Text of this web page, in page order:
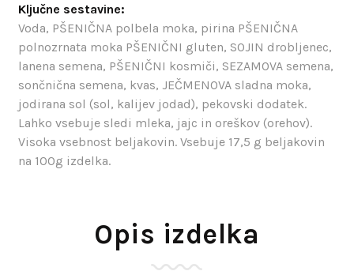
Ključne sestavine:
Voda, PŠENIČNA polbela moka, pirina PŠENIČNA
polnozrnata moka PŠENIČNI gluten, SOJIN drobljenec,
lanena semena, PŠENIČNI kosmiči, SEZAMOVA semena,
sončnična semena, kvas, JEČMENOVA sladna moka,
jodirana sol (sol, kalijev jodad), pekovski dodatek.
Lahko vsebuje sledi mleka, jajc in oreškov (orehov).
Visoka vsebnost beljakovin. Vsebuje 17,5 g beljakovin
na 100g izdelka.
Opis izdelka